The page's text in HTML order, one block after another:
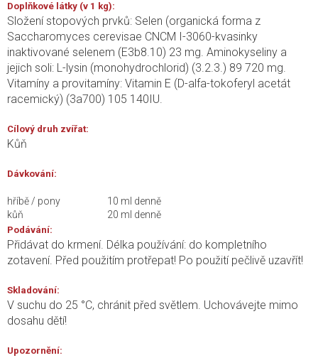
Doplňkové látky (v 1 kg):
Složení stopových prvků: Selen (organická forma z
Saccharomyces cerevisae CNCM I-3060-kvasinky
inaktivované selenem (E3b8.10) 23 mg. Aminokyseliny a
jejich soli: L-lysin (monohydrochlorid) (3.2.3.) 89 720 mg.
Vitamíny a provitamíny: Vitamin E (D-alfa-tokoferyl acetát
racemický) (3a700) 105 140IU.
Cílový druh zvířat:
Kůň
Dávkování:
hříbě / pony
10 ml denně
kůň
20 ml denně
Podávání:
Přidávat do krmení. Délka používání: do kompletního
zotavení. Před použitím protřepat! Po použití pečlivě uzavřít!
Skladování:
V suchu do 25 °C, chránit před světlem. Uchovávejte mimo
dosahu dětí!
Upozornění: